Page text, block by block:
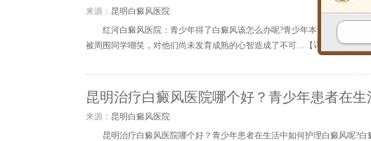
来源： 昆明白癜风医院
红河白癜风医院：青少年得了白癜风该怎么办呢?青少年本该在校园茁
被周围同学嘲笑，对他们尚未发育成熟的心智造成了不可…【详细
昆明治疗白癜风医院哪个好？青少年患者在
来源： 昆明白癜风医院
昆明治疗白癜风医院哪个好？青少年患者在生活中如何护理白癜风呢?